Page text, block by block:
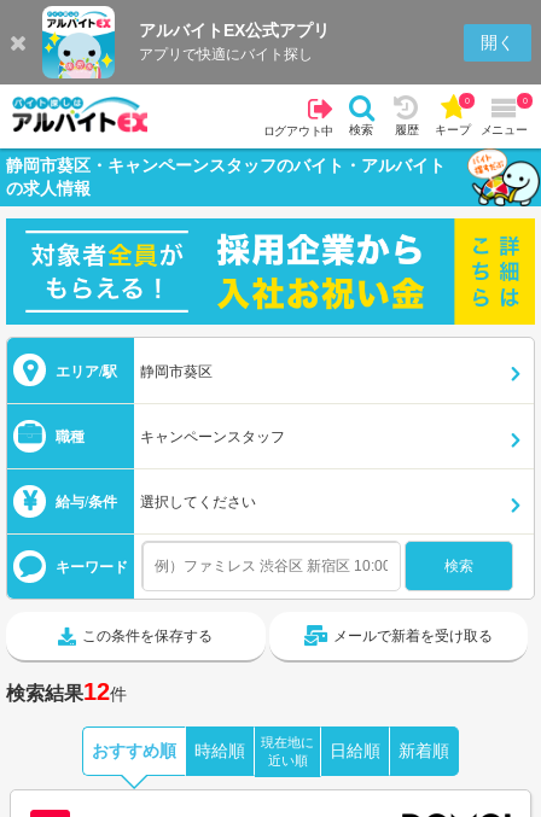
アルバイトEX公式アプリ
アプリで快適にバイト探し
開く
ログアウト中 検索 履歴 キープ
0
メニュー
0
静岡市葵区・キャンペーンスタッフのバイト・アルバイト
の求人情報
エリア/駅 静岡市葵区
職種 キャンペーンスタッフ
給与/条件 選択してください
キーワード
この条件を保存する メールで新着を受け取る
検索結果12件
おすすめ順 時給順
現在地に
近い順
日給順 新着順